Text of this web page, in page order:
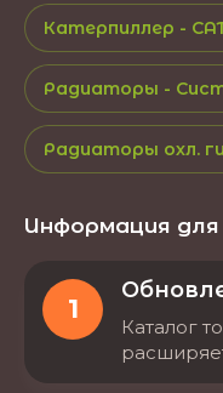
Катерпиллер -
Радиаторы -
Радиаторы охл.
Информация
1
Каталог